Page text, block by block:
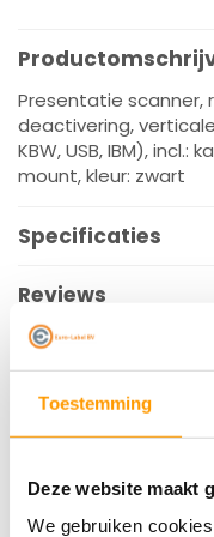
Toestemming
Deze website maakt
We gebruiken
Presentatie scanner,
deactivering,
KBW, USB, IBM), incl.:
mount, kleur: zwart
Specificaties
Reviews
Gerelateerde